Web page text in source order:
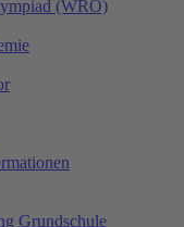
(WRO)
Grundschule